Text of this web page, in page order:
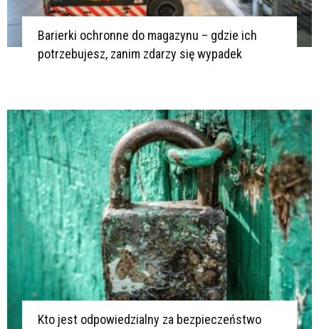
Barierki ochronne do magazynu – gdzie ich
potrzebujesz, zanim zdarzy się wypadek
Kto jest odpowiedzialny za bezpieczeństwo